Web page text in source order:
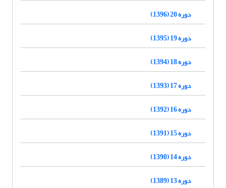
دوره 20 (1396)
دوره 19 (1395)
دوره 18 (1394)
دوره 17 (1393)
دوره 16 (1392)
دوره 15 (1391)
دوره 14 (1390)
دوره 13 (1389)